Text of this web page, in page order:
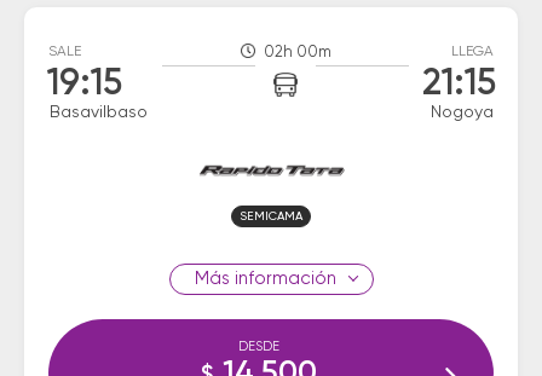
SALE
19:15
Basavilbaso
02h 00m LLEGA
21:15
Nogoya
SEMICAMA
información
DESDE